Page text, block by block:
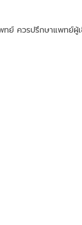
ย์ ควรปรึกษาแพทย์ผู้